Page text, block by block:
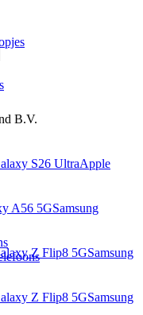
B.V.
S26 UltraApple
A56 5GSamsung
Z Flip8 5GSamsung
Z Flip8 5GSamsung